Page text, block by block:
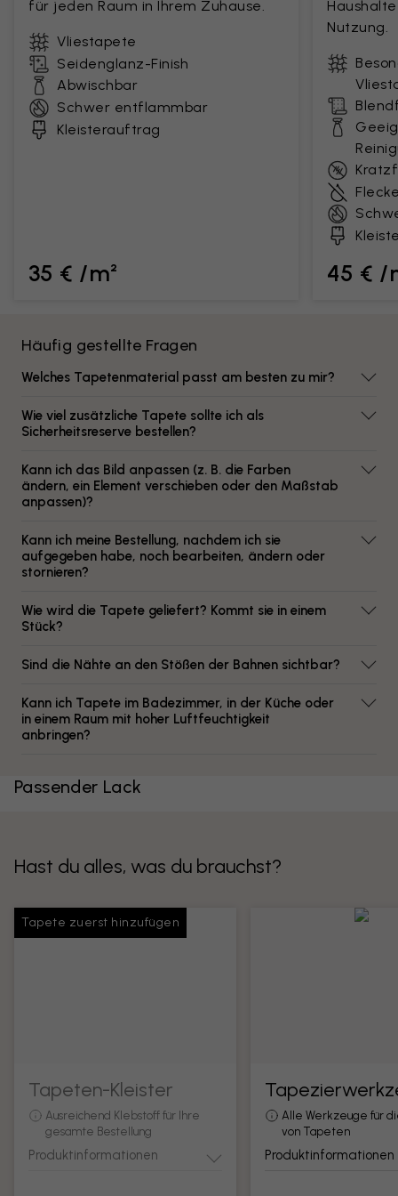
für jeden Raum in Ihrem Zuhause.
Vliestapete
Seidenglanz-Finish
Abwischbar
Schwer entflammbar
Kleisterauftrag
35 € /m²
Nutzung.
45 € /
Häufig gestellte Fragen
Welches Tapetenmaterial passt am besten zu mir?
Wie viel zusätzliche Tapete sollte ich als
Sicherheitsreserve bestellen?
Kann ich das Bild anpassen (z. B. die Farben
ändern, ein Element verschieben oder den Maßstab
anpassen)?
Kann ich meine Bestellung, nachdem ich sie
aufgegeben habe, noch bearbeiten, ändern oder
stornieren?
Wie wird die Tapete geliefert? Kommt sie in einem
Stück?
Sind die Nähte an den Stößen der Bahnen sichtbar?
Kann ich Tapete im Badezimmer, in der Küche oder
in einem Raum mit hoher Luftfeuchtigkeit
anbringen?
Passender Lack
Hast du alles, was du brauchst?
Tapete zuerst hinzufügen
Tapeten-Kleister
Ausreichend Klebstoff für Ihre
gesamte Bestellung
Produktinformationen
Alle Werkzeuge für
von Tapeten
Produktinformationen